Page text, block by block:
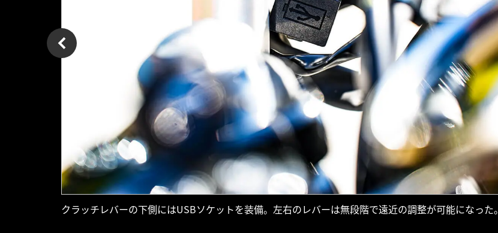
クラッチレバーの下側にはUSBソケットを装備。左右のレバーは無段階で遠近の調整が可能になった。